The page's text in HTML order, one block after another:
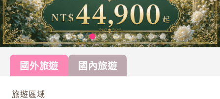
國外旅遊 國內旅遊
旅遊區域